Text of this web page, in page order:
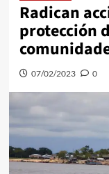
Radican
protección
07/02/2023 0